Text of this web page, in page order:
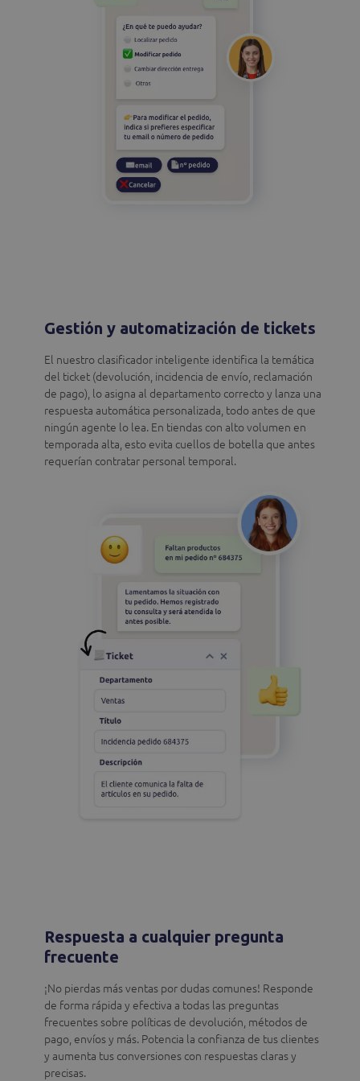
Gestión y automatización de tickets
El nuestro clasificador inteligente identifica la temática
del ticket (devolución, incidencia de envío, reclamación
de pago), lo asigna al departamento correcto y lanza una
respuesta automática personalizada, todo antes de que
ningún agente lo lea. En tiendas con alto volumen en
temporada alta, esto evita cuellos de botella que antes
requerían contratar personal temporal.
Respuesta a cualquier pregunta
frecuente
¡No pierdas más ventas por dudas comunes! Responde
de forma rápida y efectiva a todas las preguntas
frecuentes sobre políticas de devolución, métodos de
pago, envíos y más. Potencia la confianza de tus clientes
y aumenta tus conversiones con respuestas claras y
precisas.